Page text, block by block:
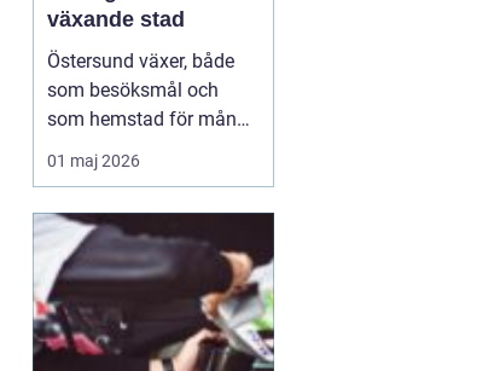
växande stad
Östersund växer, både
som besöksmål och
som hemstad för många
pendlare, studenter och
företagare. En pålitlig
bara ett bekvämt sätt att
ta sig från punkt A till
punkt B. För många
handlar det om att få
vardagen att fungera,
01 maj 2026